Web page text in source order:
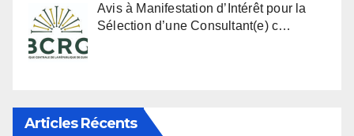
Avis à Manifestation d’Intérêt pour la
Sélection d’une Consultant(e) c…
Articles Récents